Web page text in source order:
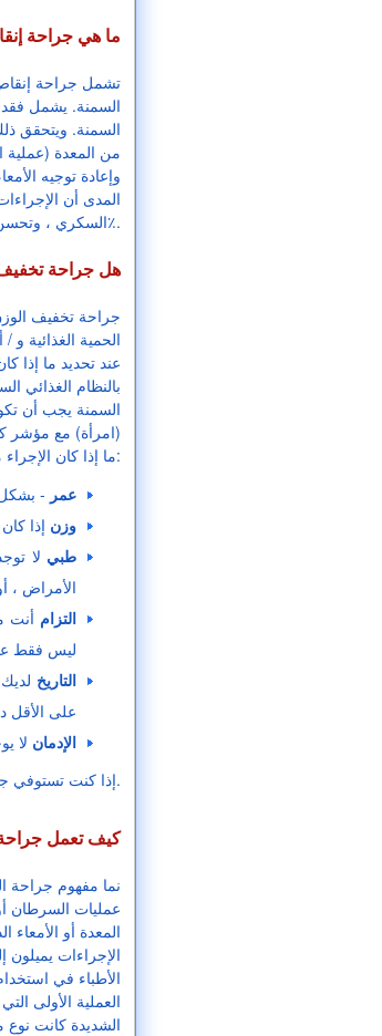
ما هي جراحة
تشمل جراحة
السمنة. يشمل
السمنة. ويتحقق
من المعدة (عملية
وإعادة توجيه
المدى أن
السكري ، وتحسن عوامل الخطر القلبية الوعائية وتقلل الوفيات بنسبة 23٪ من 40٪.
هل جراحة
جراحة تخفيف
الحمية الغذائية
عند تحديد ما إذا
بالنظام الغذائي
ما إذا كان الإجراء مناسبًا لك ، مثل:
عمر - بشكل
وزن إذا
طبي لا
الأمراض ،
التزام أنت
ليس فقط
التاريخ
على الأقل
الإدمان لا
إذا كنت تستوفي جميع المتطلبات المذكورة أعلاه ، فأنت على الأرجح مرشح جيد لفقدان الوزن.
كيف تعمل
نما مفهوم جراحة
عمليات السرطان
المعدة أو
الإجراءات
الأطباء في
العملية الأولى
الشديدة كانت نوع